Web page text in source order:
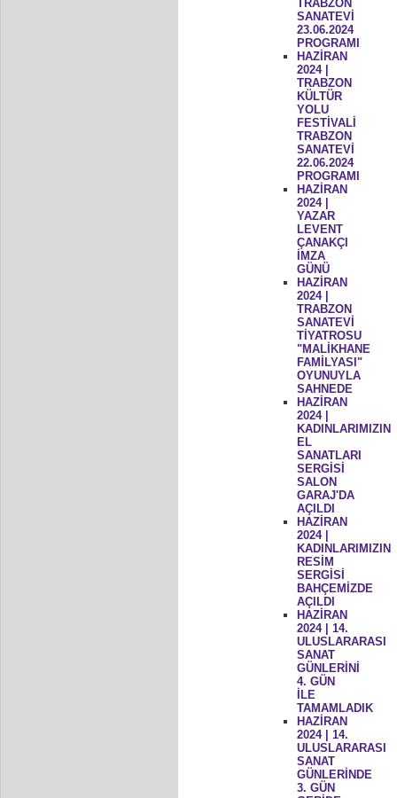
TRABZON
SANATEVİ
23.06.2024
PROGRAMI
HAZİRAN
2024 |
TRABZON
KÜLTÜR
YOLU
FESTİVALİ
TRABZON
SANATEVİ
22.06.2024
PROGRAMI
HAZİRAN
2024 |
YAZAR
LEVENT
ÇANAKÇI
İMZA
GÜNÜ
HAZİRAN
2024 |
TRABZON
SANATEVİ
TİYATROSU
"MALİKHANE
FAMİLYASI"
OYUNUYLA
SAHNEDE
HAZİRAN
2024 |
KADINLARIMIZIN
EL
SANATLARI
SERGİSİ
SALON
GARAJ'DA
AÇILDI
HAZİRAN
2024 |
KADINLARIMIZIN
RESİM
SERGİSİ
BAHÇEMİZDE
AÇILDI
HAZİRAN
2024 | 14.
ULUSLARARASI
SANAT
GÜNLERİNİ
4. GÜN
İLE
TAMAMLADIK
HAZİRAN
2024 | 14.
ULUSLARARASI
SANAT
GÜNLERİNDE
3. GÜN